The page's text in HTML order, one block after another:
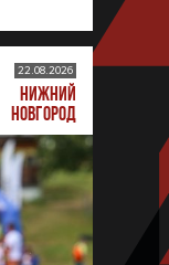
22.08.2026
НИЖНИЙ
НОВГОРОД